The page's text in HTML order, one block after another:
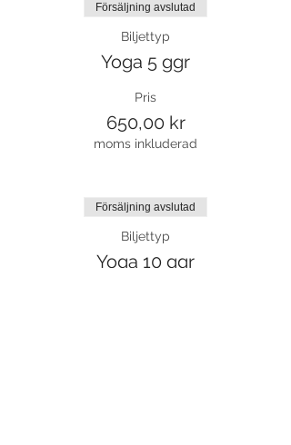
Försäljning avslutad
Biljettyp
Yoga 5 ggr
Pris
650,00 kr
moms inkluderad
Försäljning avslutad
Biljettyp
Yoga 10 ggr